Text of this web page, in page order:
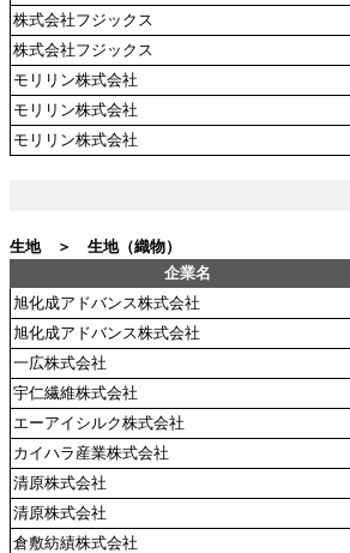
株式会社フジックス
株式会社フジックス
モリリン株式会社
モリリン株式会社
モリリン株式会社
生地 ＞ 生地（織物）
企業名
旭化成アドバンス株式会社
旭化成アドバンス株式会社
一広株式会社
宇仁繊維株式会社
エーアイシルク株式会社
カイハラ産業株式会社
清原株式会社
清原株式会社
倉敷紡績株式会社